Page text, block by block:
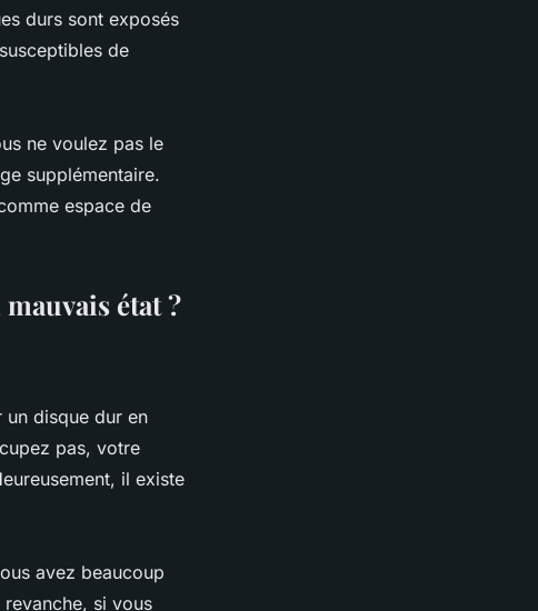
durs sont exposés
de
ne voulez pas le
supplémentaire.
espace de
état ?
disque dur en
pas, votre
il existe
avez beaucoup
si vous